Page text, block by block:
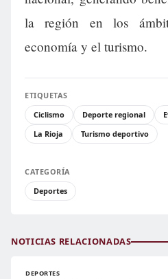
la región en los
economía y el turismo.
ETIQUETAS
Ciclismo
Deporte regional
La Rioja
Turismo deportivo
CATEGORÍA
Deportes
NOTICIAS RELACIONADAS
DEPORTES